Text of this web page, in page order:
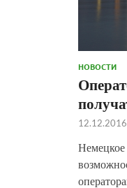
НОВОСТИ
12.12.2016
Немецкое